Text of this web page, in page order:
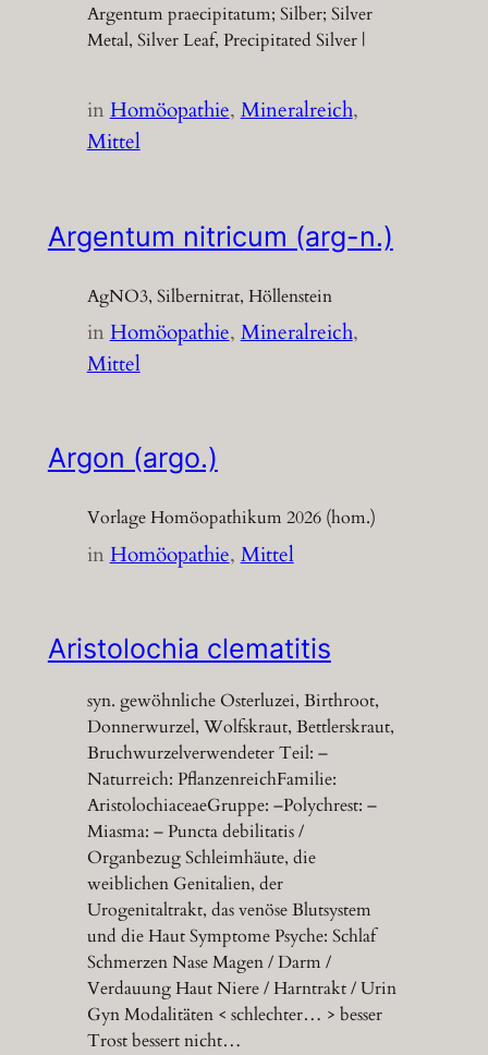
Argentum praecipitatum; Silber; Silver
Metal, Silver Leaf, Precipitated Silver |
inHomöopathie, Mineralreich
Mittel
Argentum nitricum (arg-n.)
AgNO3, Silbernitrat, Höllenstein
inHomöopathie, Mineralreich
Mittel
Argon (argo.)
Vorlage Homöopathikum 2026 (hom.)
inHomöopathie, Mittel
Aristolochia clematitis
syn. gewöhnliche Osterluzei, Birthroot,
Donnerwurzel, Wolfskraut, Bettlerskraut,
Bruchwurzelverwendeter Teil: –
Naturreich: PflanzenreichFamilie:
AristolochiaceaeGruppe: –Polychrest: –
Miasma: – Puncta debilitatis /
Organbezug Schleimhäute, die
weiblichen Genitalien, der
Urogenitaltrakt, das venöse Blutsystem
und die Haut Symptome Psyche: Schlaf
Schmerzen Nase Magen / Darm /
Verdauung Haut Niere / Harntrakt / Urin
Gyn Modalitäten < schlechter… > besser
Trost bessert nicht…